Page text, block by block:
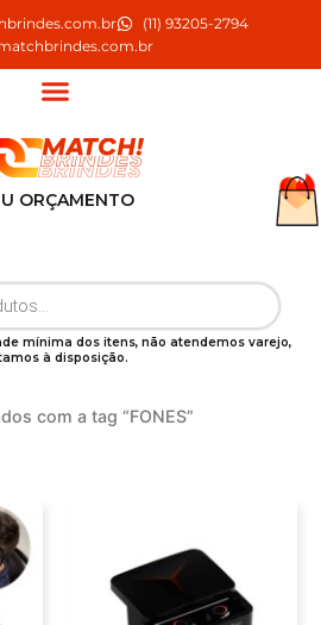
(11) 93205-2794
ORÇAMENTO
mínima dos itens, não atendemos varejo,
à disposição.
com a tag “FONES”